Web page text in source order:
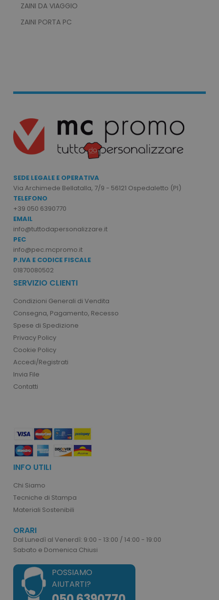
ZAINI DA VIAGGIO
ZAINI PORTA PC
SEDE LEGALE E OPERATIVA
Via Archimede Bellatalla, 7/9 - 56121 Ospedaletto (PI)
TELEFONO
+39 050 6390770
EMAIL
info@tuttodapersonalizzare.it
PEC
info@pec.mcpromo.it
P.IVA E CODICE FISCALE
01870080502
SERVIZIO CLIENTI
Condizioni Generali di Vendita
Consegna, Pagamento, Recesso
Spese di Spedizione
Privacy Policy
Cookie Policy
Accedi/Registrati
Invia File
Contatti
INFO UTILI
Chi Siamo
Tecniche di Stampa
Materiali Sostenibili
ORARI
Dal Lunedì al Venerdì: 9:00 - 13:00 / 14:00 - 19:00
Sabato e Domenica Chiusi
POSSIAMO
AIUTARTI?
l'accesso dell'utente e la gestione dell'account.
Provider
utm_source
utm_campaign
mage-cache-sessid
recently_viewed_product_previous
recently_compared_product
mage-messages